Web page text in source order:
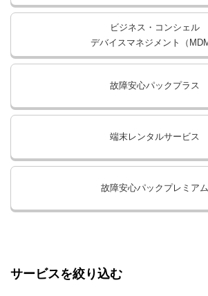
ビジネス・コンシェル
デバイスマネジメント（MDM
故障安心パックプラス
端末レンタルサービス
故障安心パックプレミアム
サービスを絞り込む